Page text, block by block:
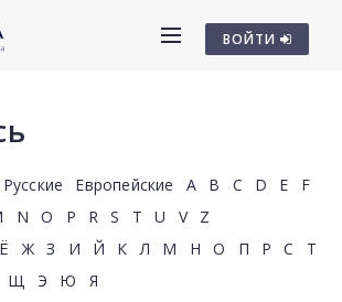
ВОЙТИ
Русские Европейские A B C D E
F
N O P R S T U V
Z
Ё Ж З И Й К Л М Н О П Р С
Т
Щ Э Ю Я